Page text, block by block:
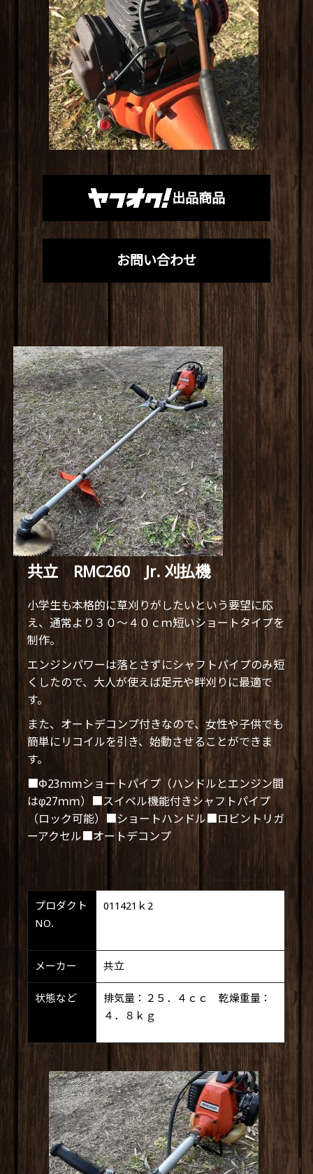
出品商品
お問い合わせ
共立 RMC260 Jr. 刈払機
小学生も本格的に草刈りがしたいという要望に応
え、通常より３０～４０ｃｍ短いショートタイプを
制作。
エンジンパワーは落とさずにシャフトパイプのみ短
くしたので、大人が使えば足元や畔刈りに最適で
す。
また、オートデコンプ付きなので、女性や子供でも
簡単にリコイルを引き、始動させることができま
す。
■Φ23ｍｍショートパイプ（ハンドルとエンジン間
はφ27ｍｍ）■スイベル機能付きシャフトパイプ
（ロック可能）■ショートハンドル■ロビントリガ
ーアクセル■オートデコンプ
プロダクト
NO.
011421ｋ2
メーカー 共立
状態など
排気量：２５．４ｃｃ 乾燥重量：
４．８ｋｇ